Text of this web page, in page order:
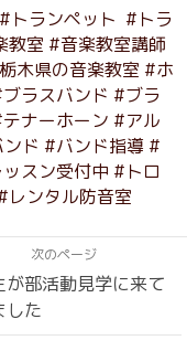
トランペット #トラ
室 #音楽教室講師
木県の音楽教室 #ホ
ラスバンド #ブラ
ナーホーン #アル
ド #バンド指導 #
スン受付中 #トロ
ンタル防音室
次のページ
が部活動見学に来て
した